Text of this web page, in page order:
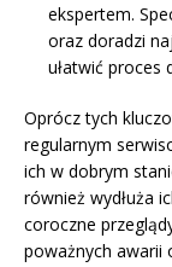
ekspertem.
oraz doradzi
ułatwić proces
Oprócz tych
regularnym
ich w dobrym
również wydłuża
coroczne
poważnych awarii